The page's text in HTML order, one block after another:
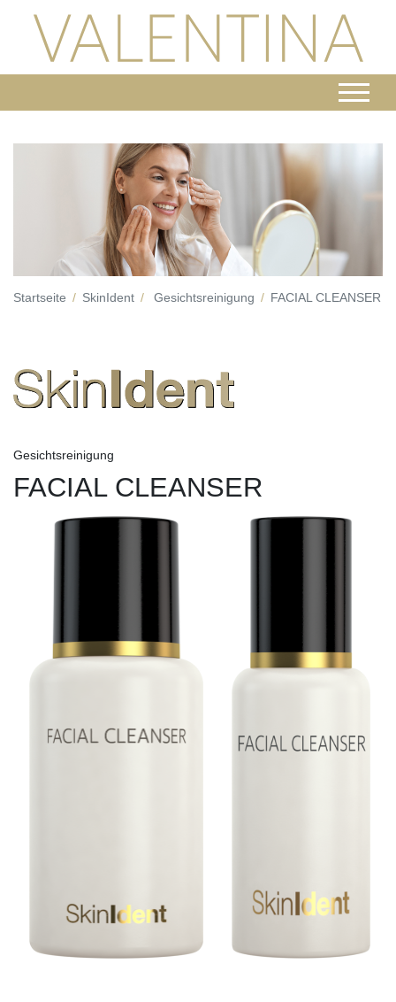
Startseite SkinIdent Gesichtsreinigung FACIAL CLEANSER
Gesichtsreinigung
FACIAL CLEANSER